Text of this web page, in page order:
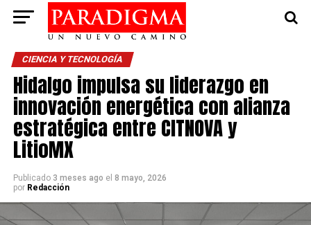
CIENCIA Y TECNOLOGÍA
Hidalgo impulsa su liderazgo en
innovación energética con alianza
estratégica entre CITNOVA y
LitioMX
Publicado 3 meses ago el 8 mayo, 2026
por Redacción